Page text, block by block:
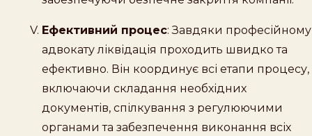
Ефективний процес: Завдяки професійному
адвокату ліквідація проходить швидко та
ефективно. Він координує всі етапи процесу,
включаючи складання необхідних
документів, спілкування з регулюючими
органами та забезпечення виконання всіх